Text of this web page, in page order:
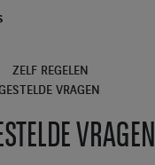
ZELF REGELEN
VRAGEN
VRAGEN